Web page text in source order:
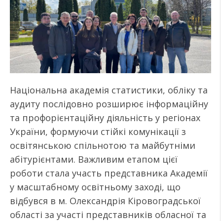
Національна академія статистики, обліку та
аудиту послідовно розширює інформаційну
та профорієнтаційну діяльність у регіонах
України, формуючи стійкі комунікації з
освітянською спільнотою та майбутніми
абітурієнтами. Важливим етапом цієї
роботи стала участь представника Академії
у масштабному освітньому заході, що
відбувся в м. Олександрія Кіровоградської
області за участі представників обласної та